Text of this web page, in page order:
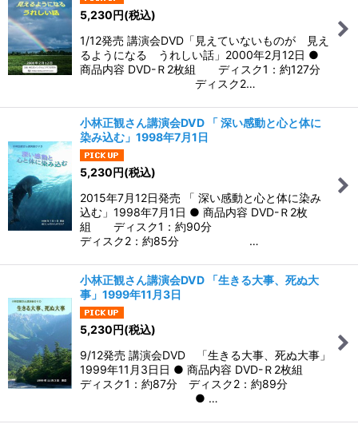
5,230円(税込)
1/12発売 講演会DVD「見えていないものが 見え
るようになる うれしい話」2000年2月12日 ●
商品内容 DVD-Ｒ2枚組 ディスク1：約127分
ディスク2…
小林正観さん講演会DVD 「 深い感動と心と体に
染み込む」1998年7月1日
5,230円(税込)
2015年7月12日発売 「 深い感動と心と体に染み
込む」1998年7月1日 ● 商品内容 DVD-Ｒ2枚
組 ディスク1：約90分
ディスク2：約85分 …
小林正観さん講演会DVD 「生きる大事、死ぬ大
事」1999年11月3日
5,230円(税込)
9/12発売 講演会DVD 「生きる大事、死ぬ大事」
1999年11月3日日 ● 商品内容 DVD-Ｒ2枚組
ディスク1：約87分 ディスク2：約89分
● …